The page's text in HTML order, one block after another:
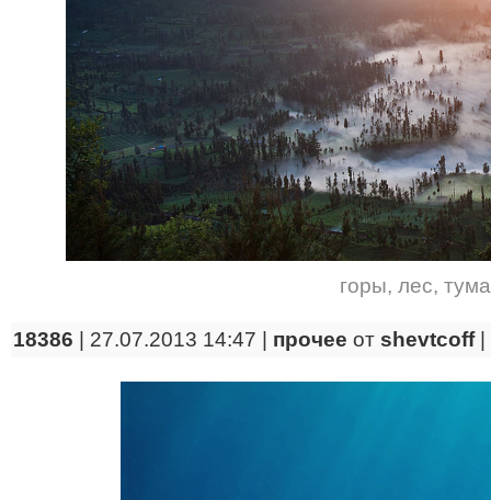
горы, лес,
18386 | 27.07.2013 14:47 | прочее от shevtcoff|